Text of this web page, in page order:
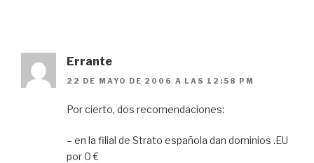
Errante
22 DE MAYO DE 2006 A LAS 12:58 PM
Por cierto, dos recomendaciones:
– en la filial de Strato española dan dominios .EU
por 0 €